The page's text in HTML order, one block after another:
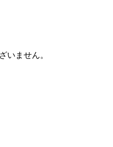
いません。